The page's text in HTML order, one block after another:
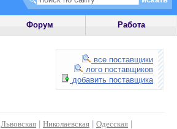
Форум Работа
все поставщики
лого поставщиков
добавить поставщика
Львовская Николаевская Одесская